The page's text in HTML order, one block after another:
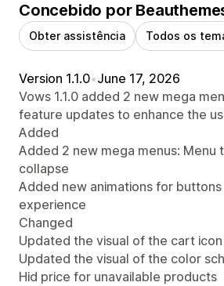
Concebido por
Obter assistência Todos os
Version 1.1.0•June 17, 2026
Vows 1.1.0 added 2 new mega
feature updates to enhance the
Added
Added 2 new mega menus: Menu
collapse
Added new animations for
experience
Changed
Updated the visual of the cart
Updated the visual of the color
Hid price for unavailable products